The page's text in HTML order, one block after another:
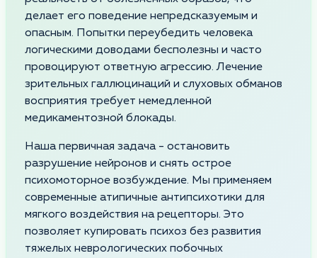
делает его поведение непредсказуемым и
опасным. Попытки переубедить человека
логическими доводами бесполезны и часто
провоцируют ответную агрессию. Лечение
зрительных галлюцинаций и слуховых обманов
восприятия требует немедленной
медикаментозной блокады.
Наша первичная задача - остановить
разрушение нейронов и снять острое
психомоторное возбуждение. Мы применяем
современные атипичные антипсихотики для
мягкого воздействия на рецепторы. Это
позволяет купировать психоз без развития
тяжелых неврологических побочных